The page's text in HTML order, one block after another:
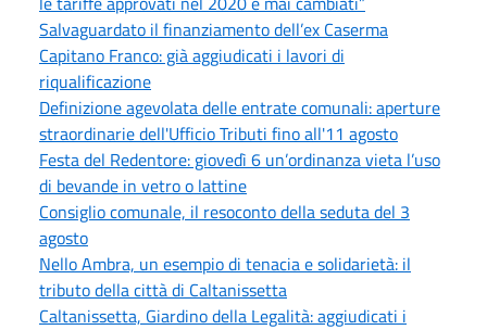
Salvaguardato il finanziamento dell’ex Caserma
Capitano Franco: già aggiudicati i lavori di
riqualificazione
Definizione agevolata delle entrate comunali: aperture
straordinarie dell'Ufficio Tributi fino all'11 agosto
Festa del Redentore: giovedì 6 un’ordinanza vieta l’uso
di bevande in vetro o lattine
Consiglio comunale, il resoconto della seduta del 3
agosto
Nello Ambra, un esempio di tenacia e solidarietà: il
tributo della città di Caltanissetta
Caltanissetta, Giardino della Legalità: aggiudicati i